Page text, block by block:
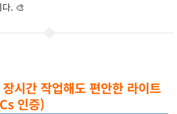
다. 🎨
시간 작업해도 편안한 라이트
인증)